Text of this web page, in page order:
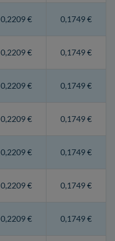
0,2209 € 0,1749 €
0,2209 € 0,1749 €
0,2209 € 0,1749 €
0,2209 € 0,1749 €
0,2209 € 0,1749 €
0,2209 € 0,1749 €
0,2209 € 0,1749 €